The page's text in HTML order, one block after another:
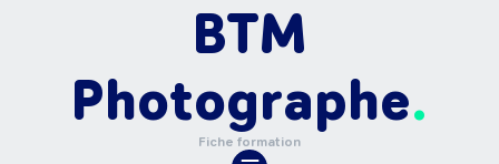
BTM
Photographe
Fiche formation